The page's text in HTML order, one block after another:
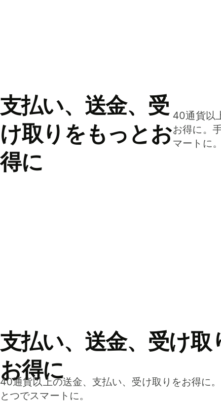
支払い、送金、受
け取りをもっとお
得に
40通貨以
お得に。
マートに
支払い、送金、受け取
お得に
40通貨以上の送金、支払い、受け取りをお得に
とつでスマートに。